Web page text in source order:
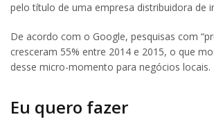
pelo título de uma empresa distribuidora de
De acordo com o Google, pesquisas com
cresceram 55% entre 2014 e 2015, o que
desse micro-momento para negócios locais.
Eu quero fazer